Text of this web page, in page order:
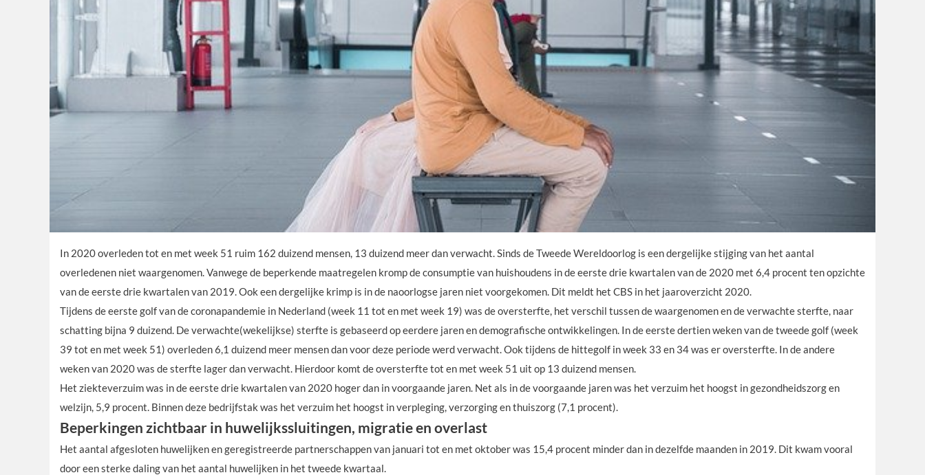
In 2020 overleden tot en met week 51 ruim 162 duizend mensen, 13 duizend meer dan verwacht. Sinds de Tweede Wereldoorlog is een dergelijke stijging van het aantal
overledenen niet waargenomen. Vanwege de beperkende maatregelen kromp de consumptie van huishoudens in de eerste drie kwartalen van de 2020 met 6,4 procent ten opzichte
van de eerste drie kwartalen van 2019. Ook een dergelijke krimp is in de naoorlogse jaren niet voorgekomen. Dit meldt het CBS in het jaaroverzicht 2020.
Tijdens de eerste golf van de coronapandemie in Nederland (week 11 tot en met week 19) was de oversterfte, het verschil tussen de waargenomen en de verwachte sterfte, naar
schatting bijna 9 duizend. De verwachte(wekelijkse) sterfte is gebaseerd op eerdere jaren en demografische ontwikkelingen. In de eerste dertien weken van de tweede golf (week
39 tot en met week 51) overleden 6,1 duizend meer mensen dan voor deze periode werd verwacht. Ook tijdens de hittegolf in week 33 en 34 was er oversterfte. In de andere
weken van 2020 was de sterfte lager dan verwacht. Hierdoor komt de oversterfte tot en met week 51 uit op 13 duizend mensen.
Het ziekteverzuim was in de eerste drie kwartalen van 2020 hoger dan in voorgaande jaren. Net als in de voorgaande jaren was het verzuim het hoogst in gezondheidszorg en
welzijn, 5,9 procent. Binnen deze bedrijfstak was het verzuim het hoogst in verpleging, verzorging en thuiszorg (7,1 procent).
Beperkingen zichtbaar in huwelijkssluitingen, migratie en overlast
Het aantal afgesloten huwelijken en geregistreerde partnerschappen van januari tot en met oktober was 15,4 procent minder dan in dezelfde maanden in 2019. Dit kwam vooral
door een sterke daling van het aantal huwelijken in het tweede kwartaal.